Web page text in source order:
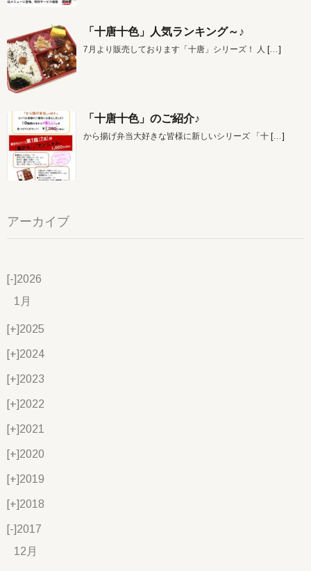
「十唐十色」人気ランキング～♪
7月より販売しております「十唐」シリーズ！ 人 […]
「十唐十色」のご紹介♪
から揚げ弁当大好きな皆様に新しいシリーズ 「十 […]
アーカイブ
[-]2026
1月
[+]2025
[+]2024
[+]2023
[+]2022
[+]2021
[+]2020
[+]2019
[+]2018
[-]2017
12月